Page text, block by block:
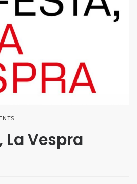
La Vespra